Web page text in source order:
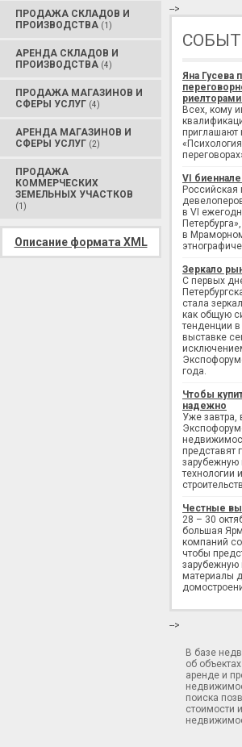
ПРОДАЖА СКЛАДОВ И
ПРОИЗВОДСТВА (1)
АРЕНДА СКЛАДОВ И
ПРОИЗВОДСТВА (4)
ПРОДАЖА МАГАЗИНОВ И
СФЕРЫ УСЛУГ (4)
АРЕНДА МАГАЗИНОВ И
СФЕРЫ УСЛУГ (2)
ПРОДАЖА
КОММЕРЧЕСКИХ
ЗЕМЕЛЬНЫХ УЧАСТКОВ
(1)
Описание формата XML
-->
Яна Гусева
Всех, кому
приглашают
VI биеннале
Российская
в VI
в
Зеркало
С первых
стала
как общую
тенденции
выставке
года.
Чтобы
надежно
Уже завтра,
представят
зарубежную
технологии
Честные
28 – 30
большая
компаний
чтобы
зарубежную
материалы
-->
В базе
об
аренде и
поиска
стоимости